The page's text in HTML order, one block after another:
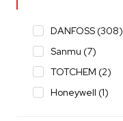
DANFOSS (308)
Sanmu (7)
TOTCHEM (2)
Honeywell (1)